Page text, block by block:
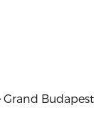
Grand Budapest